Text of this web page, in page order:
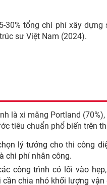
30% tổng chi phí xây dựng
sư Việt Nam (2024).
là xi măng Portland
tiêu chuẩn phổ biến trên
lý tưởng cho thi công
chi phí nhân công.
công trình có lối vào
chia nhỏ khối lượng vận